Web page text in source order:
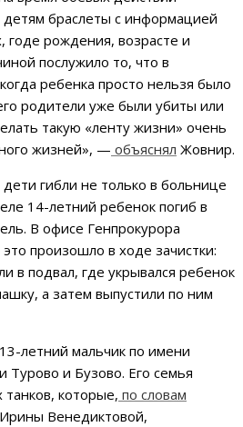
детям браслеты с информацией
годе рождения, возрасте и
послужило то, что в
ребенка просто нельзя было
родители уже были убиты или
такую «ленту жизни» очень
жизней», — объяснял Жовнир.
гибли не только в больнице
14-летний ребенок погиб в
В офисе Генпрокурора
это произошло в ходе зачистки:
в подвал, где укрывался ребенок
а затем выпустили по ним
летний мальчик по имени
Турово и Бузово. Его семья
танков, которые, по словам
Венедиктовой,